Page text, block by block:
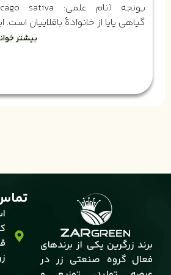
گیاهی پایا از خانوادهٔ باقلاییان است.
بیشتر
برند زرگرین یکی از برندهای
فعال گروه صنعتی زر در